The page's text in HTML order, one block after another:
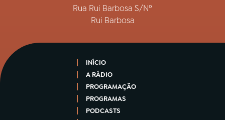
Rua Rui Barbosa S/Nº
Rui Barbosa
INÍCIO
A RÁDIO
PROGRAMAÇÃO
PROGRAMAS
PODCASTS